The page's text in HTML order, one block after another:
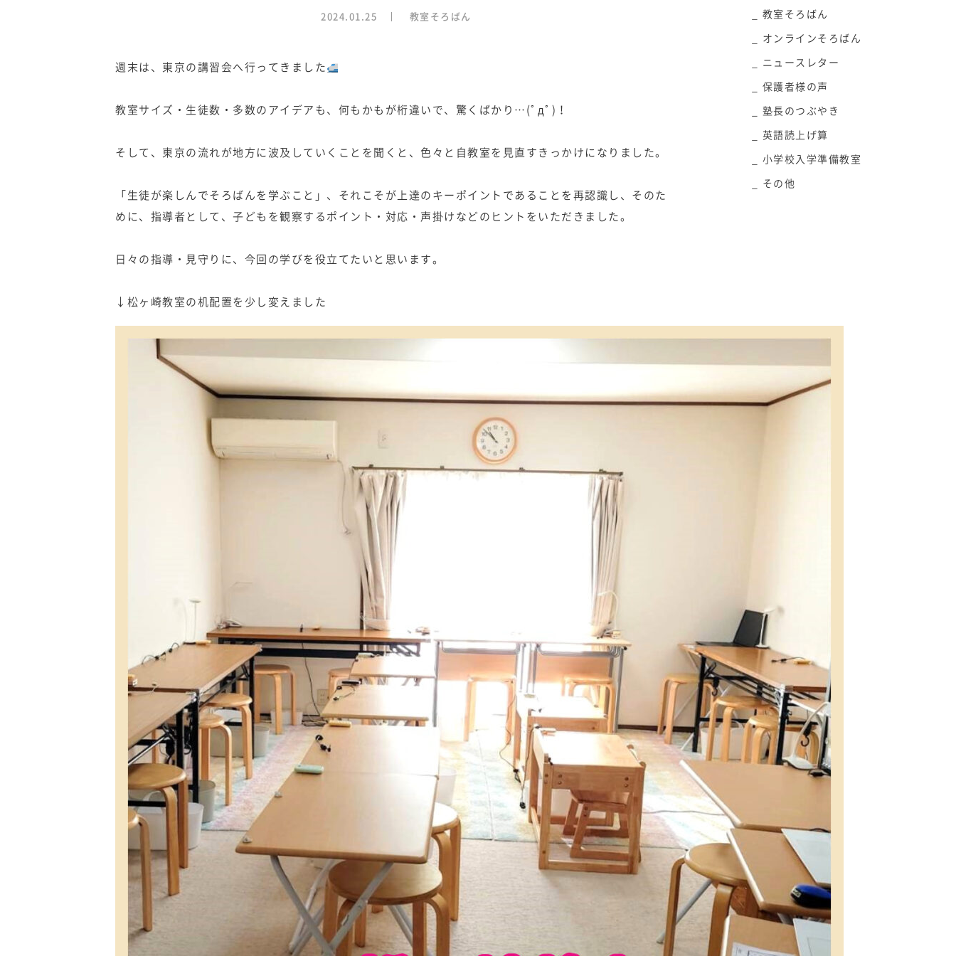
2024.01.25 教室そろばん
週末は、東京の講習会へ行ってきました
教室サイズ・生徒数・多数のアイデアも、何もかもが桁違いで、驚くばかり…(ﾟдﾟ)！
そして、東京の流れが地方に波及していくことを聞くと、色々と自教室を見直すきっかけになりました。
「生徒が楽しんでそろばんを学ぶこと」、それこそが上達のキーポイントであることを再認識し、そのた
めに、指導者として、子どもを観察するポイント・対応・声掛けなどのヒントをいただきました。
日々の指導・見守りに、今回の学びを役立てたいと思います。
↓松ヶ崎教室の机配置を少し変えました
教室そろばん
オンラインそろばん
ニュースレター
保護者様の声
塾長のつぶやき
英語読上げ算
小学校入学準備教室
その他